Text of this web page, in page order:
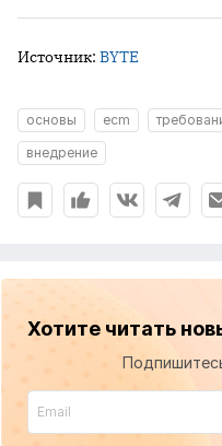
Источник: BYTE
основы ecm
внедрение
Хотите читать